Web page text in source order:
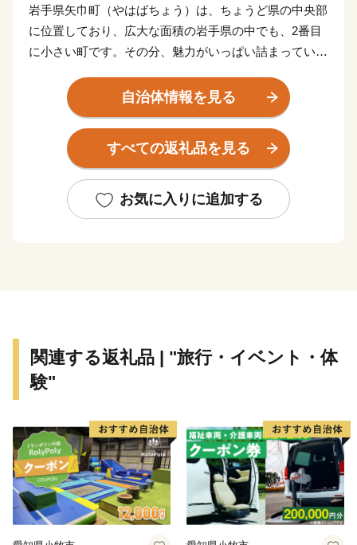
岩手県矢巾町（やはばちょう）は、ちょうど県の中央部
に位置しており、広大な面積の岩手県の中でも、2番目
に小さい町です。その分、魅力がいっぱい詰まっていま
宮沢賢治が愛した「南昌山」がそびえ、麓には自然を感
じられる滝があり、田園風景も広がっています。そし
て、平安風景の残る国指定史跡の「徳丹城（とくたんじ
ょう）」もあり、自然の風景と歴史の文化が混ざり合っ
平成30年3月にはスマートＩＣも開通しました。そし
て、令和元年９月には県の医療の最先端である岩手医科
います。
岩手県矢巾町役場 産業観光課 ふるさと納税担当
TEL:019-611-2613
FAX:019-611-2609
Mail:furusato-yahaba@town.yahaba.iwate.jp
受付時間：8:30～17:15（土日、祝日除く）
自治体情報を見る
すべての返礼品を見る
お気に入りに追加する
関連する返礼品 | "旅行・イベント・体
験"